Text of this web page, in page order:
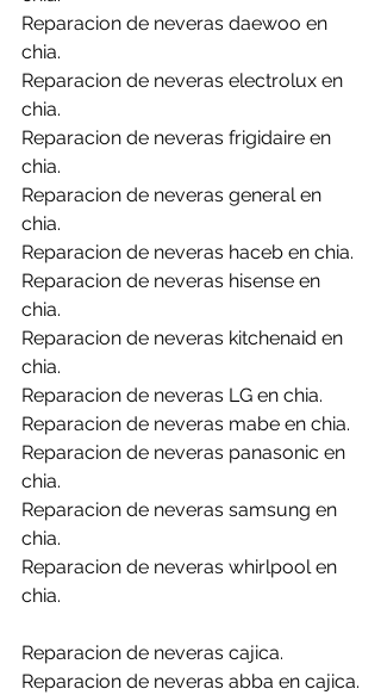
Reparacion de neveras daewoo en
chia.
Reparacion de neveras electrolux en
chia.
Reparacion de neveras frigidaire en
chia.
Reparacion de neveras general en
chia.
Reparacion de neveras haceb en chia.
Reparacion de neveras hisense en
chia.
Reparacion de neveras kitchenaid en
chia.
Reparacion de neveras LG en chia.
Reparacion de neveras mabe en chia.
Reparacion de neveras panasonic en
chia.
Reparacion de neveras samsung en
chia.
Reparacion de neveras whirlpool en
chia.
Reparacion de neveras cajica.
Reparacion de neveras abba en cajica.